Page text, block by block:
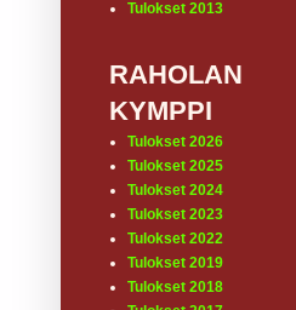
Tulokset 2013
RAHOLAN
KYMPPI
Tulokset 2026
Tulokset 2025
Tulokset 2024
Tulokset 2023
Tulokset 2022
Tulokset 2019
Tulokset 2018